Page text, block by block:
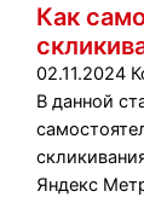
Как
02.11.2024
В данной
Яндекс